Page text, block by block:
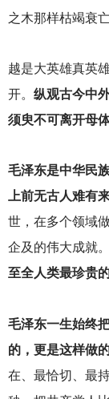
之木那样枯竭衰亡
越是大英雄真英
开。 纵观古今中
须臾不可离开母
毛泽东是中华民
上前无古人难有
世，在多个领域
企及的伟大成就。
至全人类最珍贵的
毛泽东一生始终
的，更是这样做的
在、最恰切、最